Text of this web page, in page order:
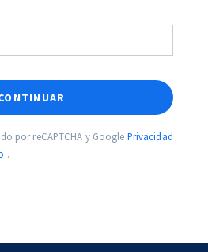
por reCAPTCHA y Google Privacidad
.